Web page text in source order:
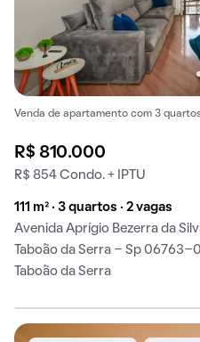
Venda de apartamento com 3
R$ 810.000
R$ 854 Condo. + IPTU
111 m² · 3 quartos · 2 vagas
Avenida Aprígio Bezerra da
Taboão da Serra - Sp 06763-
Taboão da Serra